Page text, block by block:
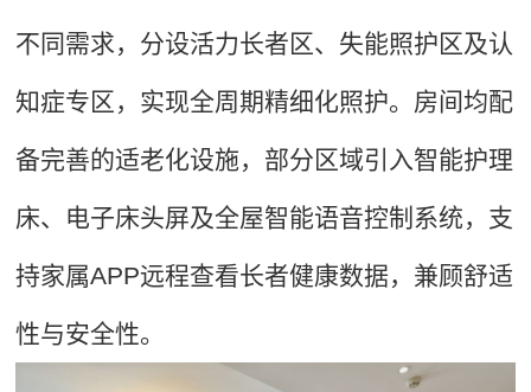
不同需求，分设活力长者区、失能照护区及认
知症专区，实现全周期精细化照护。房间均配
备完善的适老化设施，部分区域引入智能护理
床、电子床头屏及全屋智能语音控制系统，支
持家属APP远程查看长者健康数据，兼顾舒适
性与安全性。